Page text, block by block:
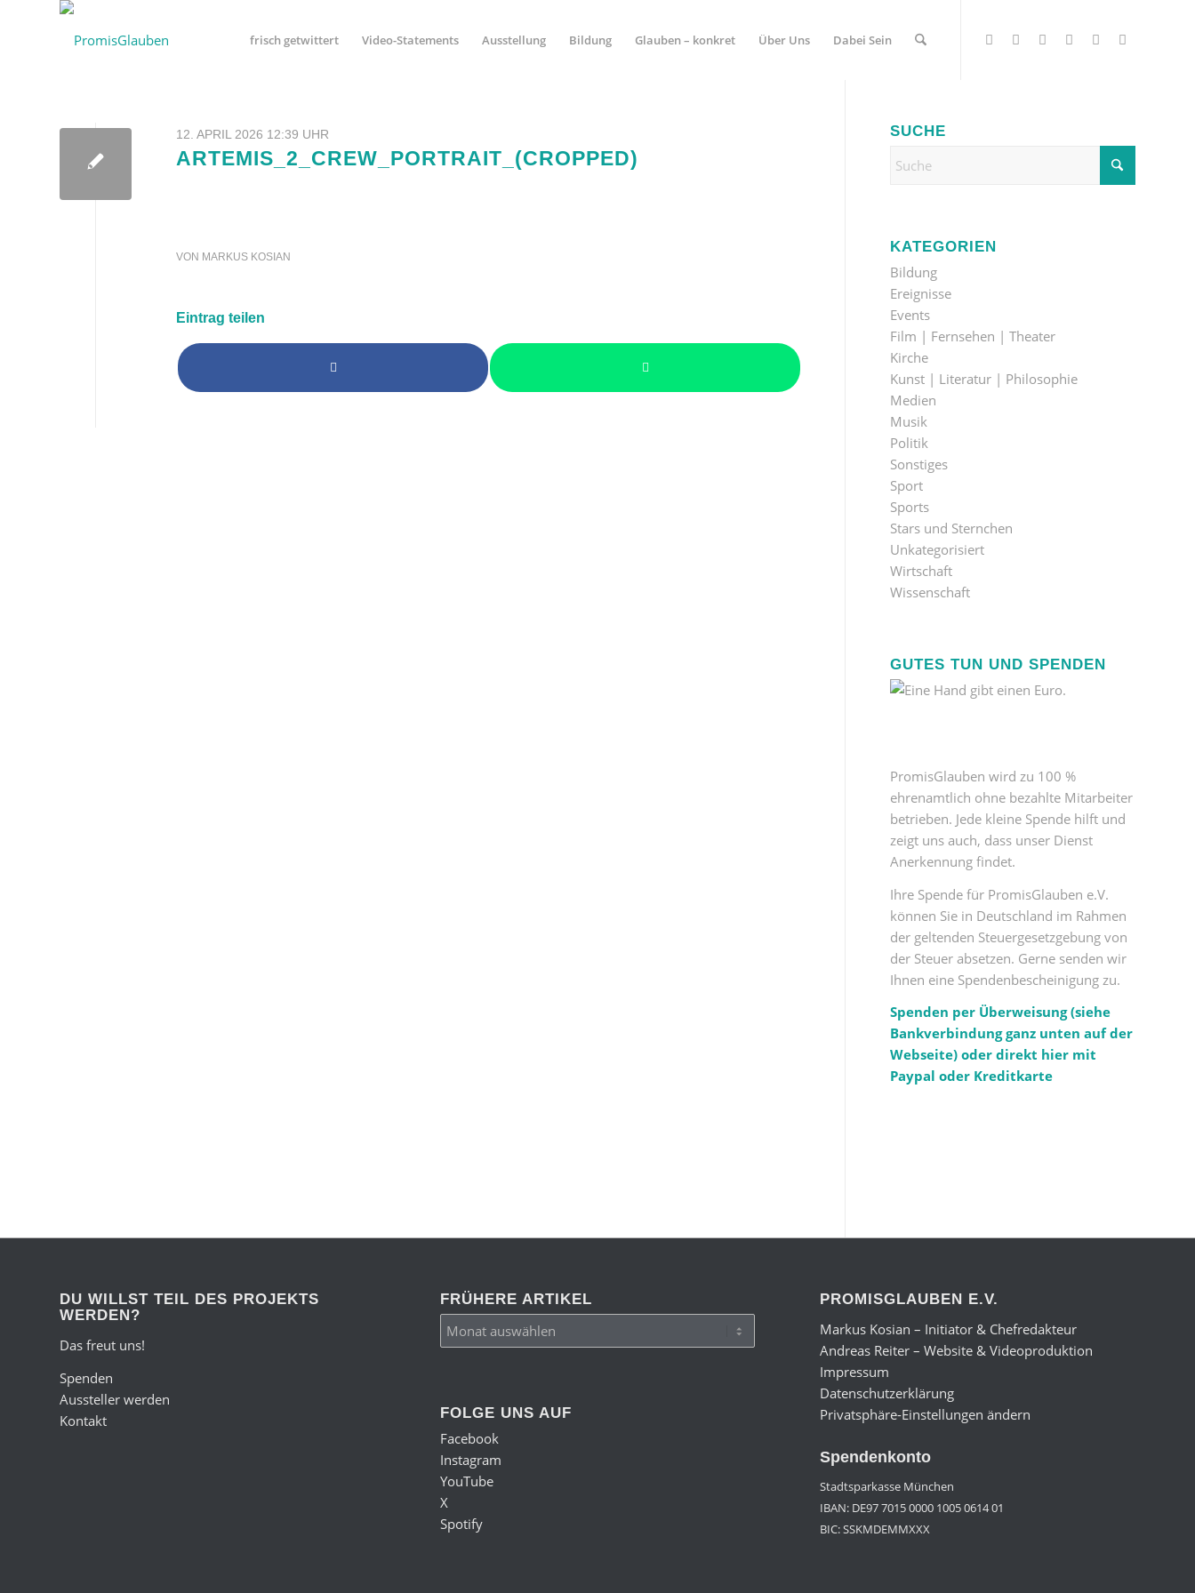
frisch getwittert Video-Statements Ausstellung Bildung Glauben – konkret Über Uns Dabei Sein
12. APRIL 2026 12:39 UHR
ARTEMIS_2_CREW_PORTRAIT_(CROPPED)
VON MARKUS KOSIAN
Eintrag teilen
SUCHE
KATEGORIEN
Bildung
Ereignisse
Events
Film | Fernsehen | Theater
Kirche
Kunst | Literatur | Philosophie
Medien
Musik
Politik
Sonstiges
Sport
Sports
Stars und Sternchen
Unkategorisiert
Wirtschaft
Wissenschaft
GUTES TUN UND SPENDEN
PromisGlauben wird zu 100 %
ehrenamtlich ohne bezahlte Mitarbeiter
betrieben. Jede kleine Spende hilft und
zeigt uns auch, dass unser Dienst
Anerkennung findet.
Ihre Spende für PromisGlauben e.V.
können Sie in Deutschland im Rahmen
der geltenden Steuergesetzgebung von
der Steuer absetzen. Gerne senden wir
Ihnen eine Spendenbescheinigung zu.
Spenden per Überweisung (siehe
Bankverbindung ganz unten auf der
Webseite) oder direkt hier mit
Paypal oder Kreditkarte
DU WILLST TEIL DES PROJEKTS
WERDEN?
Das freut uns!
Spenden
Aussteller werden
Kontakt
FRÜHERE ARTIKEL
FOLGE UNS AUF
Facebook
Instagram
YouTube
X
Spotify
PROMISGLAUBEN E.V.
Markus Kosian – Initiator & Chefredakteur
Andreas Reiter – Website & Videoproduktion
Impressum
Datenschutzerklärung
Privatsphäre-Einstellungen ändern
Spendenkonto
Stadtsparkasse München
IBAN: DE97 7015 0000 1005 0614 01
BIC: SSKMDEMMXXX